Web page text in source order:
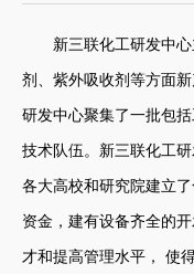
新三联化工研发中心
剂、紫外吸收剂等方面
研发中心聚集了一批包
技术队伍。新三联化工
各大高校和研究院建立
资金，建有设备齐全的
才和提高管理水平， 使